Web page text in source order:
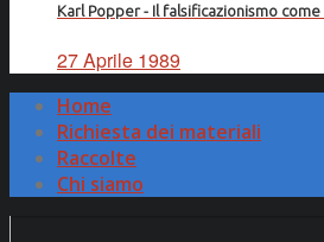
Karl Popper - Il falsificazionismo
27 Aprile 1989
Home
Richiesta dei materiali
Raccolte
Chi siamo